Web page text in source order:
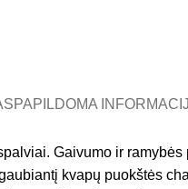
PAPILDOMA
Gaivumo ir
kvapų puokštės